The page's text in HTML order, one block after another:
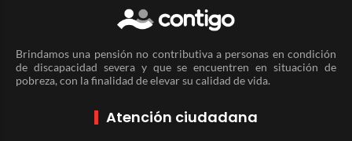
Brindamos una pensión no contributiva a personas en condición
de discapacidad severa y que se encuentren en situación de
pobreza, con la finalidad de elevar su calidad de vida.
Atención ciudadana